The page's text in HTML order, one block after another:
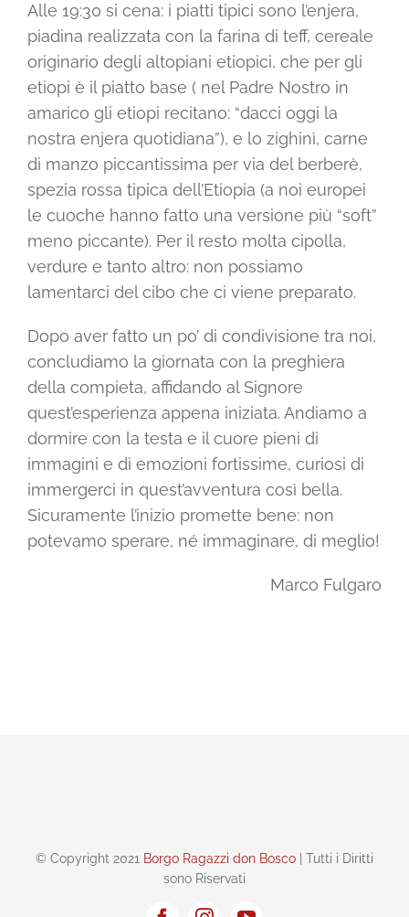
Alle 19:30 si cena: i piatti tipici sono l’enjera,
piadina realizzata con la farina di teff, cereale
originario degli altopiani etiopici, che per gli
etiopi è il piatto base ( nel Padre Nostro in
amarico gli etiopi recitano: “dacci oggi la
nostra enjera quotidiana”), e lo zighinì, carne
di manzo piccantissima per via del berberè,
spezia rossa tipica dell’Etiopia (a noi europei
le cuoche hanno fatto una versione più “soft”
meno piccante). Per il resto molta cipolla,
verdure e tanto altro: non possiamo
lamentarci del cibo che ci viene preparato.
Dopo aver fatto un po’ di condivisione tra noi,
concludiamo la giornata con la preghiera
della compieta, affidando al Signore
quest’esperienza appena iniziata. Andiamo a
dormire con la testa e il cuore pieni di
immagini e di emozioni fortissime, curiosi di
immergerci in quest’avventura così bella.
Sicuramente l’inizio promette bene: non
potevamo sperare, né immaginare, di meglio!
Marco Fulgaro
© Copyright 2021 Borgo Ragazzi don Bosco | Tutti i Diritti
sono Riservati